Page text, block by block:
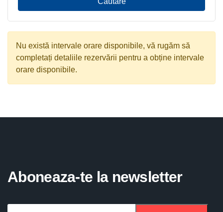
Nu există intervale orare disponibile, vă rugăm să
completați detaliile rezervării pentru a obține intervale
orare disponibile.
Aboneaza-te la newsletter